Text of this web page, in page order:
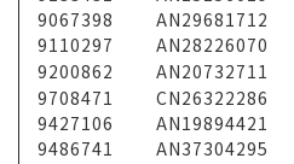
9067398
AN29681712
9110297
AN28226070
9200862
AN20732711
9708471
CN26322286
9427106
AN19894421
9486741
AN37304295